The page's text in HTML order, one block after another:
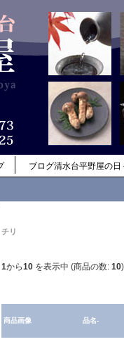
ブログ清水台平野屋の日
チリ
1から10 を表示中 (商品の数: 10)
商品画像 品名-